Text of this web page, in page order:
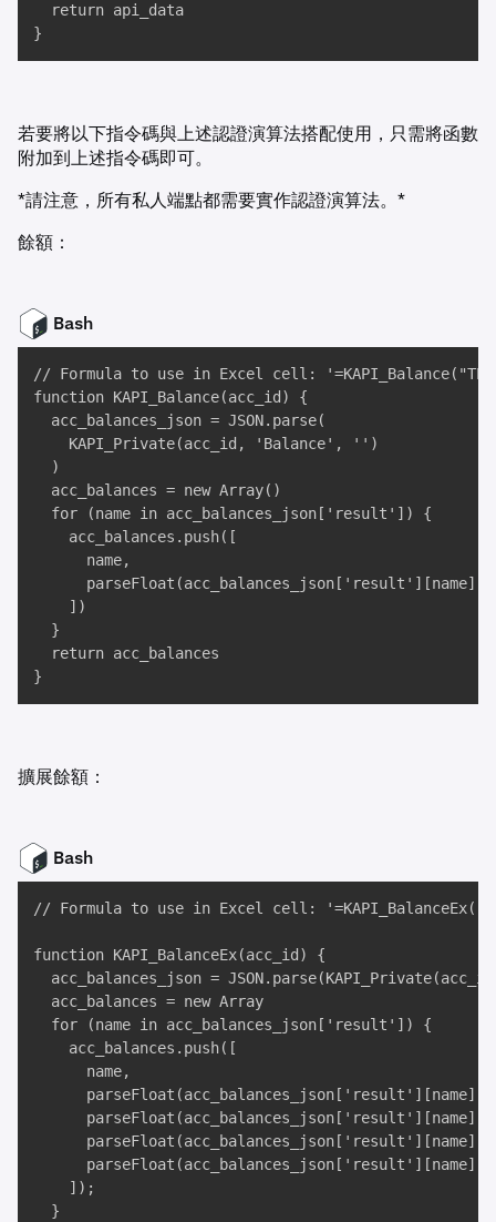
  return api_data
}
若要將以下指令碼與上述認證演算法搭配使用，只需將函數
附加到上述指令碼即可。
*請注意，所有私人端點都需要實作認證演算法。*
餘額：
Bash
// Formula to use in Excel cell:
function KAPI_Balance(acc_id) {
  acc_balances_json = JSON.parse(
    KAPI_Private(acc_id, 'Balance', '')
  )
  acc_balances = new Array()
  for (name in acc_balances_json['result']) {
    acc_balances.push([
      name,
      parseFloat(acc_balances_json['result'][name])
    ])
  }
  return acc_balances
}
擴展餘額：
Bash
// Formula to use in Excel cell:
function KAPI_BalanceEx(acc_id) {
acc_balances_json =
  acc_balances = new Array
  for (name in acc_balances_json['result']) {
    acc_balances.push([
      name,
    ]);
  }